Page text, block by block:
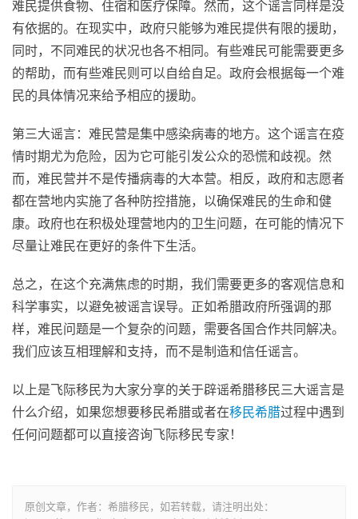
难民提供食物、住宿和医疗保障。然而，这个谣言同样是没
有依据的。在现实中，政府只能够为难民提供有限的援助，
同时，不同难民的状况也各不相同。有些难民可能需要更多
的帮助，而有些难民则可以自给自足。政府会根据每一个难
民的具体情况来给予相应的援助。
第三大谣言：难民营是集中感染病毒的地方。这个谣言在疫
情时期尤为危险，因为它可能引发公众的恐慌和歧视。然
而，难民营并不是传播病毒的大本营。相反，政府和志愿者
都在营地内实施了各种防控措施，以确保难民的生命和健
康。政府也在积极处理营地内的卫生问题，在可能的情况下
尽量让难民在更好的条件下生活。
总之，在这个充满焦虑的时期，我们需要更多的客观信息和
科学事实，以避免被谣言误导。正如希腊政府所强调的那
样，难民问题是一个复杂的问题，需要各国合作共同解决。
我们应该互相理解和支持，而不是制造和信任谣言。
以上是飞际移民为大家分享的关于辟谣希腊移民三大谣言是
什么介绍，如果您想要移民希腊或者在移民希腊过程中遇到
任何问题都可以直接咨询飞际移民专家！
原创文章，作者：希腊移民，如若转载，请注明出处：